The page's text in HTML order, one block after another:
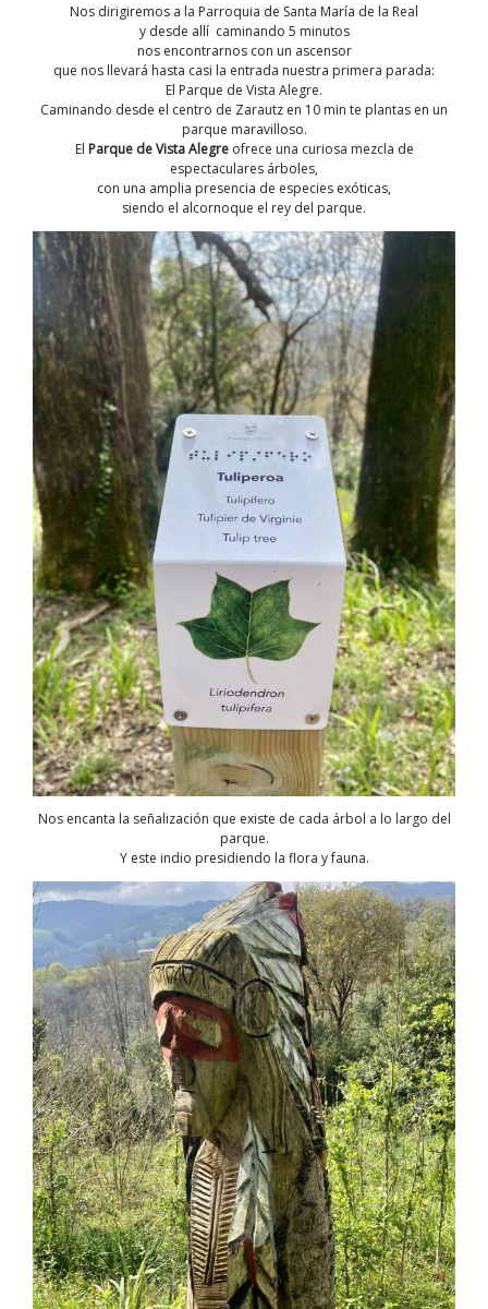
Nos dirigiremos a la Parroquia de Santa María de la Real
y desde allí caminando 5 minutos
nos encontrarnos con un ascensor
que nos llevará hasta casi la entrada nuestra primera parada:
El Parque de Vista Alegre.
Caminando desde el centro de Zarautz en 10 min te plantas en un
parque maravilloso.
El Parque de Vista Alegreofrece una curiosa mezcla de
espectaculares árboles,
con una amplia presencia de especies exóticas,
siendo el alcornoque el rey del parque.
Nos encanta la señalización que existe de cada árbol a lo largo del
parque.
Y este indio presidiendo la flora y fauna.